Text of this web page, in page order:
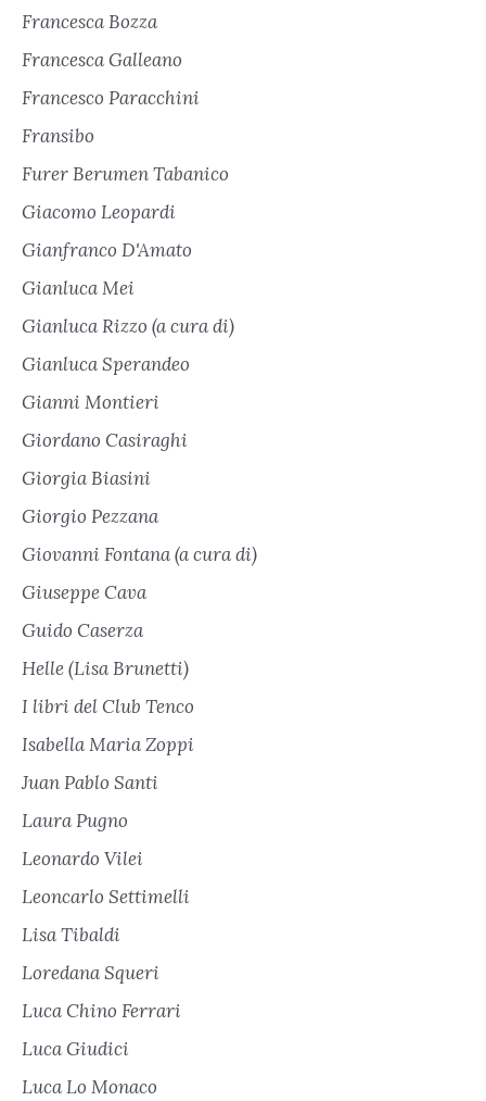
Francesca Bozza
Francesca Galleano
Francesco Paracchini
Fransibo
Furer Berumen Tabanico
Giacomo Leopardi
Gianfranco D'Amato
Gianluca Mei
Gianluca Rizzo (a cura di)
Gianluca Sperandeo
Gianni Montieri
Giordano Casiraghi
Giorgia Biasini
Giorgio Pezzana
Giovanni Fontana (a cura di)
Giuseppe Cava
Guido Caserza
Helle (Lisa Brunetti)
I libri del Club Tenco
Isabella Maria Zoppi
Juan Pablo Santi
Laura Pugno
Leonardo Vilei
Leoncarlo Settimelli
Lisa Tibaldi
Loredana Squeri
Luca Chino Ferrari
Luca Giudici
Luca Lo Monaco